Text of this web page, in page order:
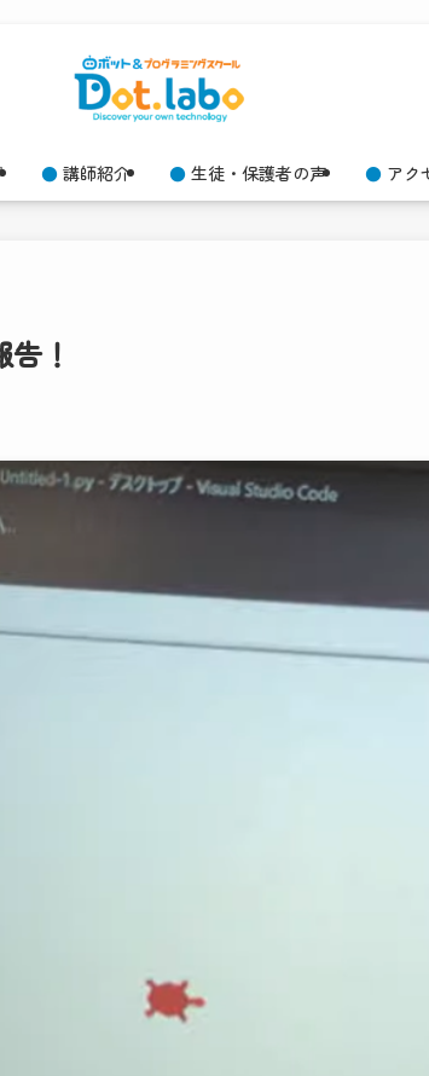
講師紹介 生徒・保護者の声 アク
！